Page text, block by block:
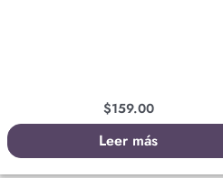
$159.00
Leer más